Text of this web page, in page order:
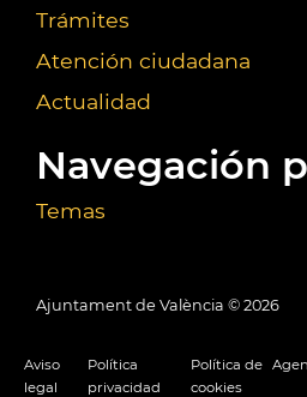
Trámites
Atención ciudadana
Actualidad
Navegación
Temas
Ajuntament de València © 2026
Aviso
legal
Política
privacidad
Política de
cookies